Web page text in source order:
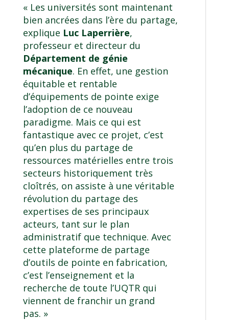
« Les universités sont maintenant
bien ancrées dans l’ère du partage,
explique Luc Laperrière,
professeur et directeur du
Département de génie
mécanique. En effet, une gestion
équitable et rentable
d’équipements de pointe exige
l’adoption de ce nouveau
paradigme. Mais ce qui est
fantastique avec ce projet, c’est
qu’en plus du partage de
ressources matérielles entre trois
secteurs historiquement très
cloîtrés, on assiste à une véritable
révolution du partage des
expertises de ses principaux
acteurs, tant sur le plan
administratif que technique. Avec
cette plateforme de partage
d’outils de pointe en fabrication,
c’est l’enseignement et la
recherche de toute l’UQTR qui
viennent de franchir un grand
pas. »